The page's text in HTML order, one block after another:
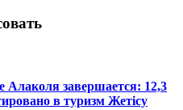
Алаколя завершается: 12,3
в туризм Жетісу